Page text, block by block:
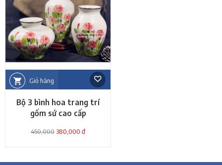
Giỏ hàng
Bộ 3 bình hoa trang trí
gốm sứ cao cấp
450,000 380,000 đ